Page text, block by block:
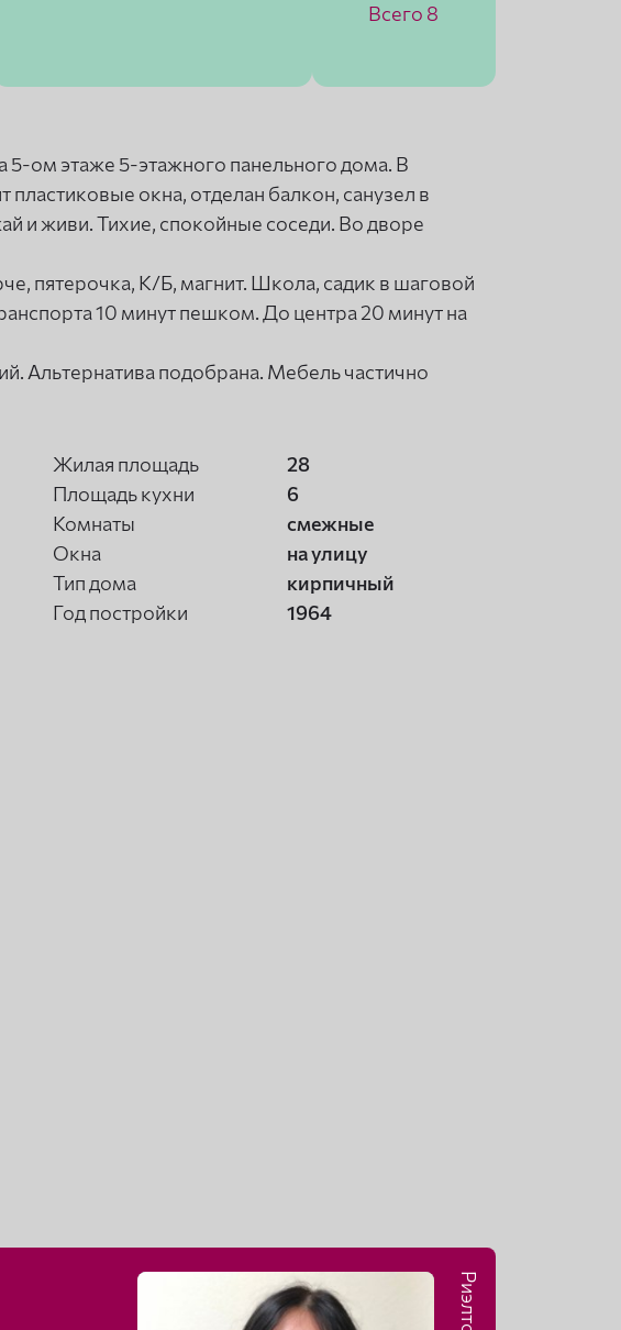
Всего 8
5-ом этаже 5-этажного панельного дома. В
окна, отделан балкон, санузел в
и живи. Тихие, спокойные соседи. Во дворе
пятерочка, К/Б, магнит. Школа, садик в шаговой
10 минут пешком. До центра 20 минут на
Альтернатива подобрана. Мебель частично
Жилая площадь
28
Площадь кухни
6
Комнаты
смежные
Окна
на улицу
Тип дома
кирпичный
Год постройки
1964